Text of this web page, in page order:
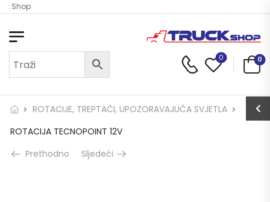
Shop
0 0
ROTACIJE, TREPTAČI, UPOZORAVAJUĆA SVJETLA
ROTACIJA TECNOPOINT 12V
Prethodno
Sljedeći